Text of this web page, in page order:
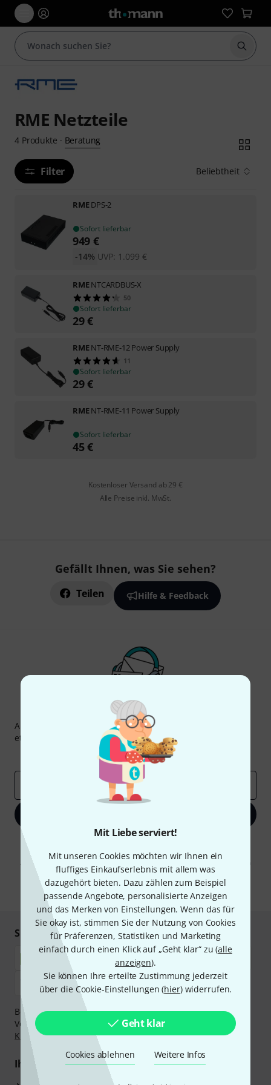
Mit Liebe serviert!
Mit unseren Cookies möchten wir Ihnen ein
fluffiges Einkaufserlebnis mit allem was
dazugehört bieten. Dazu zählen zum Beispiel
passende Angebote, personalisierte Anzeigen
und das Merken von Einstellungen. Wenn das für
Sie okay ist, stimmen Sie der Nutzung von Cookies
für Präferenzen, Statistiken und Marketing
einfach durch einen Klick auf „Geht klar“ zu (alle
anzeigen).
Sie können Ihre erteilte Zustimmung jederzeit
über die Cookie-Einstellungen (hier) widerrufen.
Geht klar
Cookies ablehnen Weitere Infos
Suche
RME Netzteile
4 Produkte · Beratung
Filter Beliebtheit
RMEDPS-2
Sofort lieferbar
949 €
UVP: 1.099 €
-14%
RMENTCARDBUS-X
50
Sofort lieferbar
29€
RMENT-RME-12 Power Supply
11
Sofort lieferbar
29€
RMENT-RME-11 Power Supply
Sofort lieferbar
45€
Kostenloser Versand ab 29 €
Alle Preise inkl. MwSt.
Gefällt Ihnen, was Sie sehen?
Teilen Hilfe & Feedback
Thomann Newsletter
Abonniere den Thomann Newsletter und gewinne mit
etwas Glück einen von50 Gutscheinenüber jeweils
Inspirierende Beiträge
Deals
Mit Klick auf „Jetzt anmelden“ stimmen Sie dem Erhalt von E-Mail-
Werbung und einer Messung des E-Mail-Nutzungsverhaltens zu. Die
Abmeldung ist jederzeit möglich. Weitere Informationen finden Sie in
unserenDatenschutzhinweisen.
* Pflichtfeld
Sicher einkaufen & bezahlen
Bezahlen Sie vertraulich und sicher per Nachnahme,
Vorkasse, PayPal, Amazon Pay,Klarna Sofort bezahlen
,
Klarna Ratenzahlungoder Kreditkarte.
Ihre Vorteile